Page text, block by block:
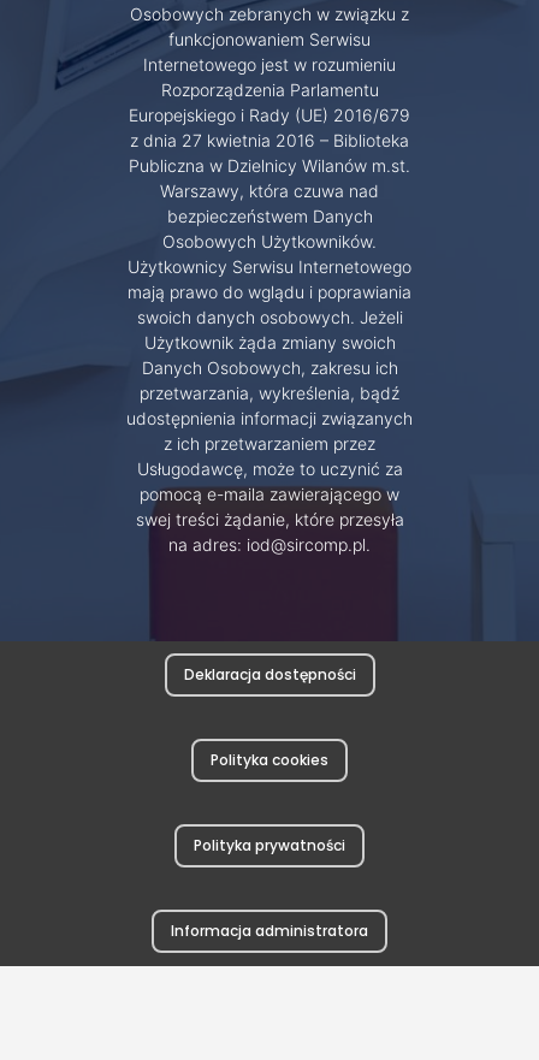
Osobowych zebranych w związku z
funkcjonowaniem Serwisu
Internetowego jest w rozumieniu
Rozporządzenia Parlamentu
Europejskiego i Rady (UE) 2016/679
z dnia 27 kwietnia 2016 – Biblioteka
Publiczna w Dzielnicy Wilanów m.st.
Warszawy, która czuwa nad
bezpieczeństwem Danych
Osobowych Użytkowników.
Użytkownicy Serwisu Internetowego
mają prawo do wglądu i poprawiania
swoich danych osobowych. Jeżeli
Użytkownik żąda zmiany swoich
Danych Osobowych, zakresu ich
przetwarzania, wykreślenia, bądź
udostępnienia informacji związanych
z ich przetwarzaniem przez
Usługodawcę, może to uczynić za
pomocą e-maila zawierającego w
swej treści żądanie, które przesyła
na adres: iod@sircomp.pl.
Deklaracja dostępności
Polityka cookies
Polityka prywatności
Informacja administratora